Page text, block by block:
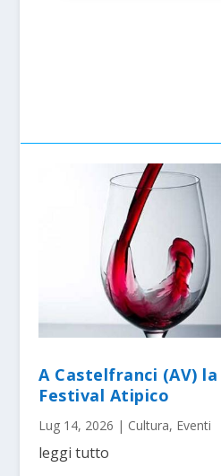
A Castelfranci (AV)
Festival Atipico
Lug 14, 2026 | Cultura, Eventi
leggi tutto